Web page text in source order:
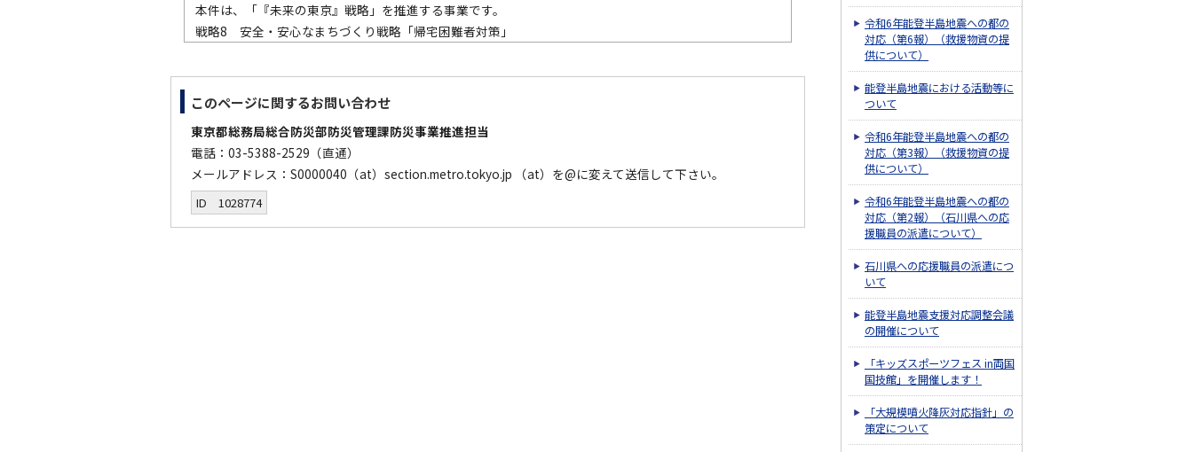
本件は、「『未来の東京』戦略」を推進する事業です。
戦略8 安全・安心なまちづくり戦略「帰宅困難者対策」
このページに関するお問い合わせ
東京都総務局総合防災部防災管理課防災事業推進担当
電話：03-5388-2529（直通）
メールアドレス：S0000040（at）section.metro.tokyo.jp （at）を@に変えて送信して下さい。
ID 1028774
令和6年能登半島地震への都の
対応（第6報）（救援物資の提
供について）
能登半島地震における活動等に
ついて
令和6年能登半島地震への都の
対応（第3報）（救援物資の提
供について）
令和6年能登半島地震への都の
対応（第2報）（石川県への応
援職員の派遣について）
石川県への応援職員の派遣につ
いて
能登半島地震支援対応調整会議
の開催について
「キッズスポーツフェス in両国
国技館」を開催します！
「大規模噴火降灰対応指針」の
策定について